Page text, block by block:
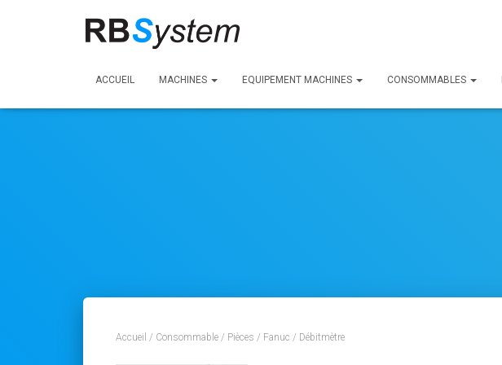
ACCUEIL MACHINES EQUIPEMENT MACHINES CONSOMMABLES
Accueil / Consommable / Pièces / Fanuc / Débitmètre